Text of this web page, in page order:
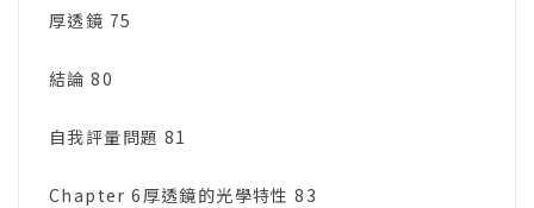
厚透鏡 75
結論 80
自我評量問題 81
Chapter 6厚透鏡的光學特性 83